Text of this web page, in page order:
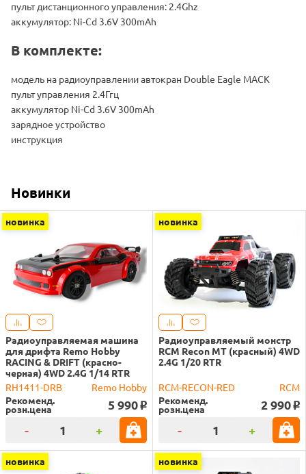
пульт дистанционного управления: 2.4Ghz
аккумулятор: Ni-Cd 3.6V 300mAh
В комплекте:
модель на радиоуправлении автокран Double Eagle MACK
пульт управления 2.4Ггц
аккумулятор Ni-Cd 3.6V 300mAh
зарядное устройство
инструкция
Новинки
новинка
Радиоуправляемая машина
для дрифта Remo Hobby
RACING & DRIFT (красно-
черная) 4WD 2.4G 1/14 RTR
RH1411-DRB
Remo Hobby
Рекоменд.
розн.цена 5 990 o
- +
новинка
Радиоуправляемый монстр
RCM Recon MT (красный) 4WD
2.4G 1/20 RTR
RCM-RECON-RED
RCM
Рекоменд.
розн.цена 2 990 o
- +
новинка новинка